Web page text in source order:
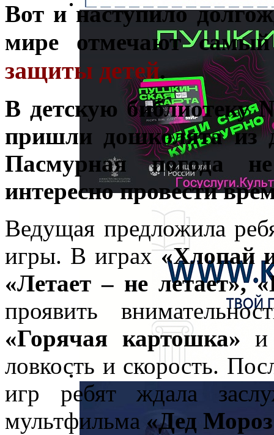
Вот и наступило
мире отмечают
защиты детей.
В детскую
пришли дошколята из
Пасмурная погода
интересно провести
Ведущая предложила
игры. В играх«Хлопай и
«Летает – не летает»,
проявить
«Горячая картошка»
ловкость и скорость.
игр ребят ждала
мультфильма «Дед